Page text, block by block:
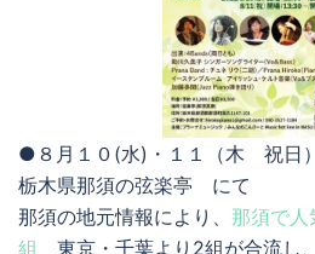
●８月１０(水)・１１（木 祝日
栃木県那須の弦楽亭 にて
那須の地元情報により、 那須で
組 東京・千葉より2組が合流し